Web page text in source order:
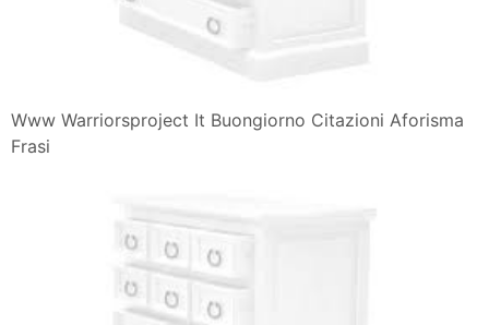
Www Warriorsproject It Buongiorno Citazioni Aforisma
Frasi